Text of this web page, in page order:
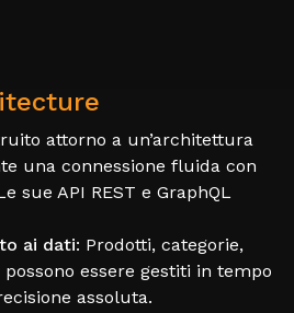
attorno a un’architettura
una connessione fluida con
sue API REST e GraphQL
ai dati: Prodotti, categorie,
essere gestiti in tempo
assoluta.